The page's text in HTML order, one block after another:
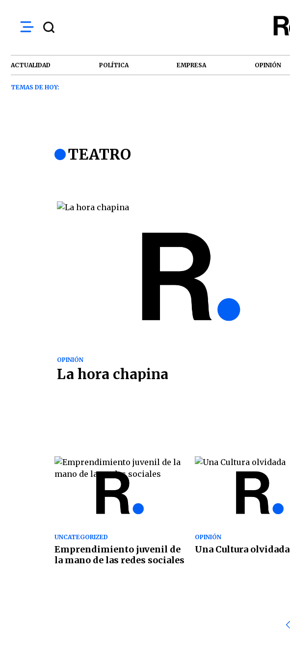
ACTUALIDAD POLÍTICA EMPRESA OPINIÓN
TEMAS DE HOY:
TEATRO
OPINIÓN
La hora chapina
UNCATEGORIZED
Emprendimiento juvenil de
la mano de las redes sociales
OPINIÓN
Una Cultura olvidada